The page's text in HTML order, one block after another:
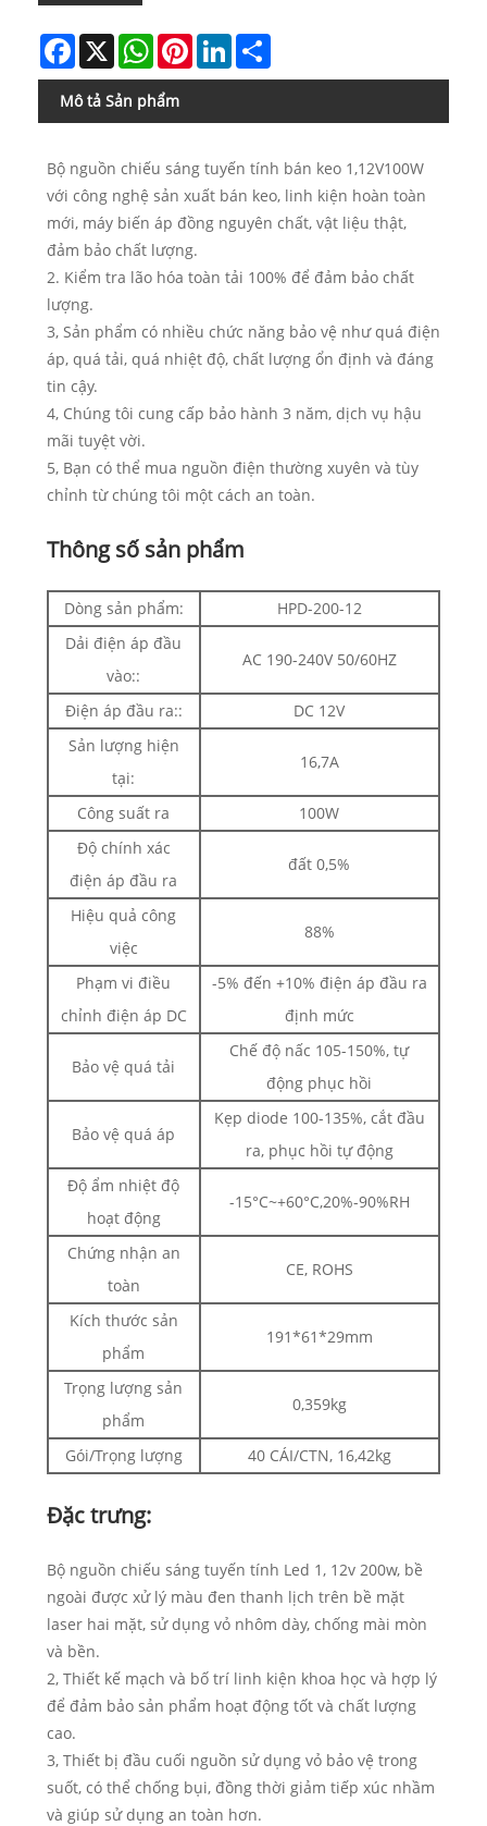
Facebook
X WhatsAppPinterestLinkedIn
Mô tả Sản phẩm
Bộ nguồn chiếu sáng tuyến tính bán keo 1,12V100W
với công nghệ sản xuất bán keo, linh kiện hoàn toàn
mới, máy biến áp đồng nguyên chất, vật liệu thật,
đảm bảo chất lượng.
2. Kiểm tra lão hóa toàn tải 100% để đảm bảo chất
lượng.
3, Sản phẩm có nhiều chức năng bảo vệ như quá điện
áp, quá tải, quá nhiệt độ, chất lượng ổn định và đáng
tin cậy.
4, Chúng tôi cung cấp bảo hành 3 năm, dịch vụ hậu
mãi tuyệt vời.
5, Bạn có thể mua nguồn điện thường xuyên và tùy
chỉnh từ chúng tôi một cách an toàn.
Thông số sản phẩm
Dòng sản phẩm:
HPD-200-12
Dải điện áp đầu
vào::
AC 190-240V 50/60HZ
Điện áp đầu ra::
DC 12V
Sản lượng hiện
tại:
16,7A
Công suất ra
100W
Độ chính xác
điện áp đầu ra
đất 0,5%
Hiệu quả công
việc
88%
Phạm vi điều
chỉnh điện áp DC
-5% đến +10% điện áp đầu ra
định mức
Bảo vệ quá tải
Chế độ nấc 105-150%, tự
động phục hồi
Bảo vệ quá áp
Kẹp diode 100-135%, cắt đầu
ra, phục hồi tự động
Độ ẩm nhiệt độ
hoạt động
-15°C~+60°C,20%-90%RH
Chứng nhận an
toàn
CE, ROHS
Kích thước sản
phẩm
191*61*29mm
Trọng lượng sản
phẩm
0,359kg
Gói/Trọng lượng 40 CÁI/CTN, 16,42kg
Đặc trưng:
Bộ nguồn chiếu sáng tuyến tính Led 1, 12v 200w, bề
ngoài được xử lý màu đen thanh lịch trên bề mặt
laser hai mặt, sử dụng vỏ nhôm dày, chống mài mòn
và bền.
2, Thiết kế mạch và bố trí linh kiện khoa học và hợp lý
để đảm bảo sản phẩm hoạt động tốt và chất lượng
cao.
3, Thiết bị đầu cuối nguồn sử dụng vỏ bảo vệ trong
suốt, có thể chống bụi, đồng thời giảm tiếp xúc nhầm
và giúp sử dụng an toàn hơn.